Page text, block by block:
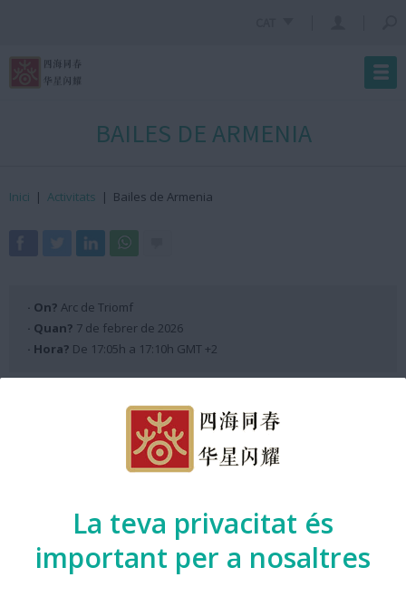
La teva privacitat és
important per a nosaltres
BAILES DE ARMENIA
Inici | Activitats | Bailes de Armenia
· On? Arc de Triomf
· Quan? 7 de febrer de 2026
· Hora? De 17:05h a 17:10h GMT +2
Programació Escenari ANX 2026
Organitzat per l’Any Nou Xinès amb Barcelona
juntament amb: